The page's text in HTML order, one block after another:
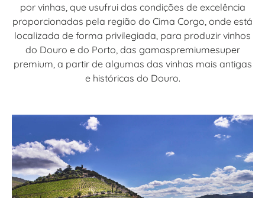
por vinhas, que usufrui das condições de excelência
proporcionadas pela região do Cima Corgo, onde está
localizada de forma privilegiada, para produzir vinhos
do Douro e do Porto, das gamaspremiumesuper
premium, a partir de algumas das vinhas mais antigas
e históricas do Douro.